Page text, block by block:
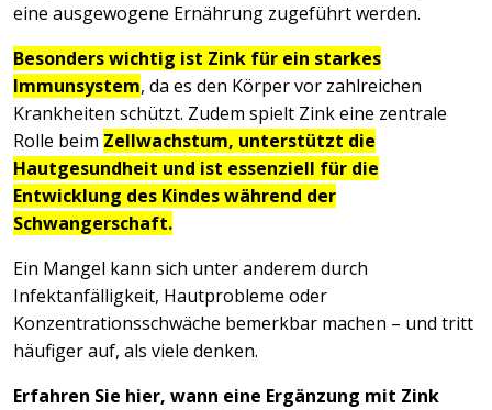
eine ausgewogene Ernährung zugeführt werden.
Besonders wichtig ist Zink für ein starkes
Immunsystem, da es den Körper vor zahlreichen
Krankheiten schützt. Zudem spielt Zink eine zentrale
Rolle beim Zellwachstum, unterstützt die
Hautgesundheit und ist essenziell für die
Entwicklung des Kindes während der
Schwangerschaft.
Ein Mangel kann sich unter anderem durch
Infektanfälligkeit, Hautprobleme oder
Konzentrationsschwäche bemerkbar machen – und tritt
häufiger auf, als viele denken.
Erfahren Sie hier, wann eine Ergänzung mit Zink